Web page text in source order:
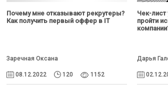
Почему мне отказывают рекрутеры?
Как получить первый оффер в IT
Заречная Оксана
08.12.2022 120 1152
Чек-лист
пройти
Дарья